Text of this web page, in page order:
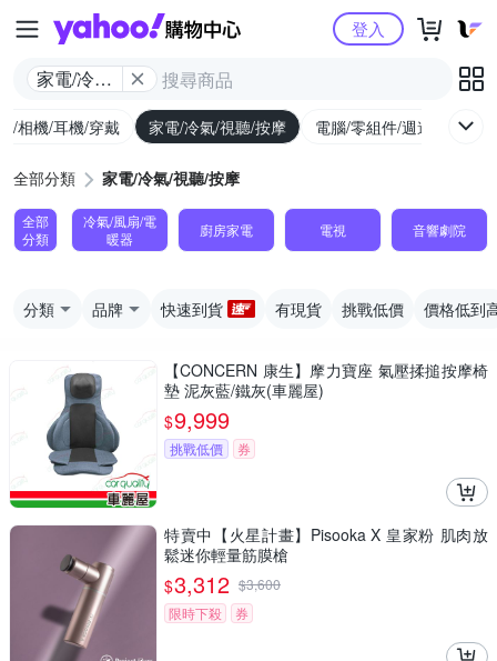
Yahoo購物中心
家電/冷氣/
登入
/相機/耳機/穿戴 家電/冷氣/視聽/按摩 電腦/零組件/週邊/遊戲
全部分類 家電/冷氣/視聽/按摩
全部
分類
冷氣/風扇/電
暖器
廚房家電 電視 音響劇院
分類 品牌 快速到貨 有現貨 挑戰低價 價格低到
【CONCERN 康生】摩力寶座 氣壓揉搥按摩椅
墊 泥灰藍/鐵灰(車麗屋)
$9,999
挑戰低價 券
特賣中【火星計畫】Pisooka X 皇家粉 肌肉放
鬆迷你輕量筋膜槍
$3,312 $3,600
限時下殺
券